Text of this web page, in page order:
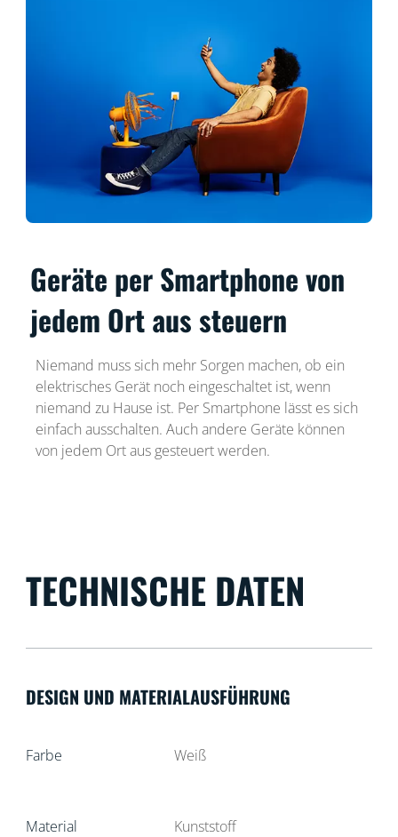
Geräte per Smartphone von
jedem Ort aus steuern
Niemand muss sich mehr Sorgen machen, ob ein
elektrisches Gerät noch eingeschaltet ist, wenn
niemand zu Hause ist. Per Smartphone lässt es sich
einfach ausschalten. Auch andere Geräte können
von jedem Ort aus gesteuert werden.
TECHNISCHE DATEN
DESIGN UND MATERIALAUSFÜHRUNG
Farbe Weiß
Material Kunststoff